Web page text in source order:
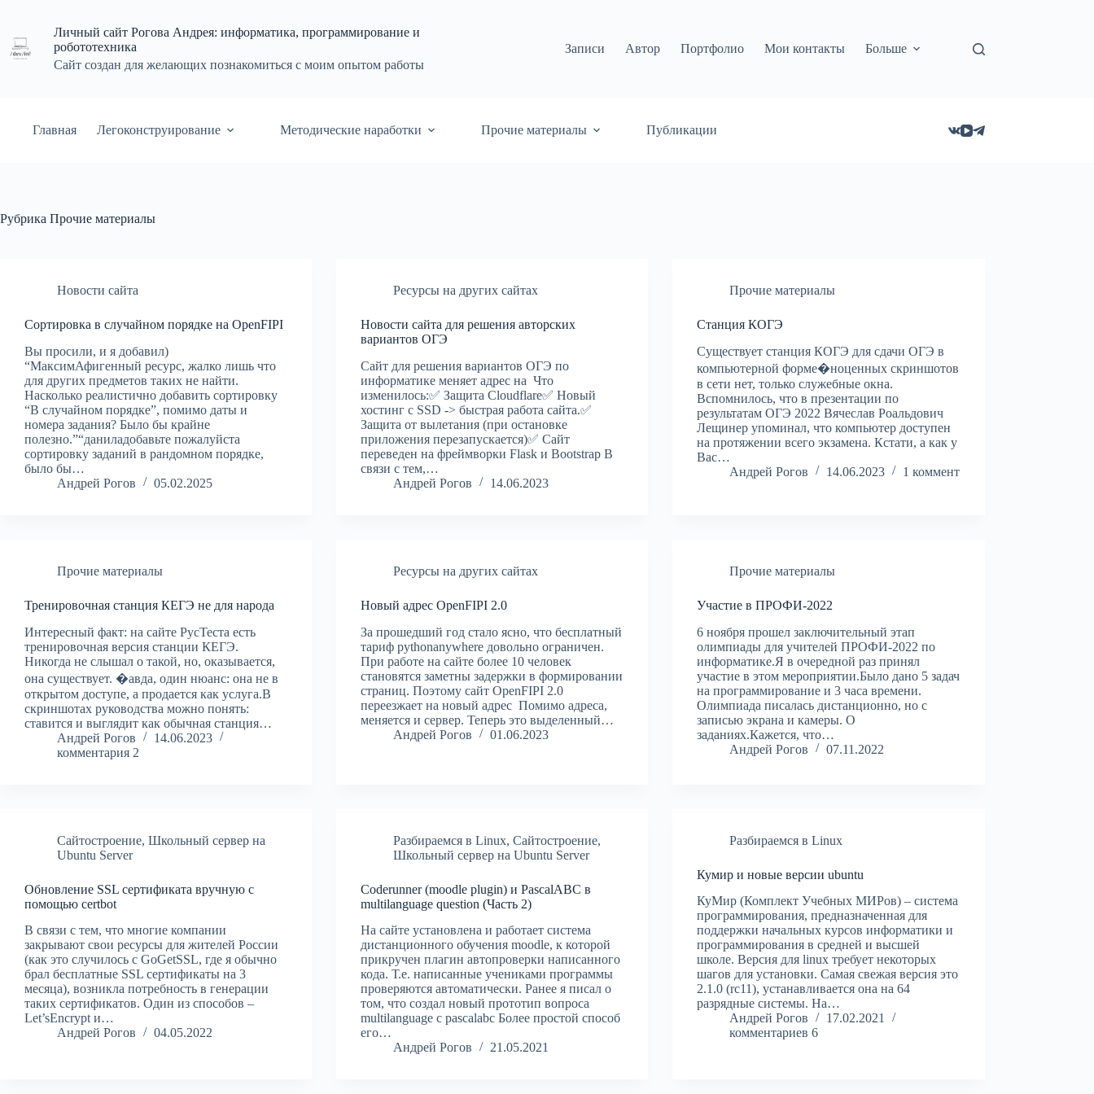
сути
Личный сайт Рогова Андрея: информатика, программирование и
робототехника
Сайт создан для желающих познакомиться с моим опытом работы
Записи Автор Портфолио Мои контакты Больше
Главная Легоконструирование Методические наработки Прочие материалы Публикации
Рубрика Прочие материалы
Новости сайта
Сортировка в случайном порядке на OpenFIPI
Вы просили, и я добавил)
“МаксимАфигенный ресурс, жалко лишь что
для других предметов таких не найти.
Насколько реалистично добавить сортировку
“В случайном порядке”, помимо даты и
номера задания? Было бы крайне
полезно.”“даниладобавьте пожалуйста
сортировку заданий в рандомном порядке,
было бы…
Андрей Рогов
05.02.2025
Ресурсы на других сайтах
Новости сайта для решения авторских
вариантов ОГЭ
Сайт для решения вариантов ОГЭ по
информатике меняет адрес на Что
изменилось:✅ Защита Cloudflare✅ Новый
хостинг с SSD -> быстрая работа сайта.✅
Защита от вылетания (при остановке
приложения перезапускается)✅ Сайт
переведен на фреймворки Flask и Bootstrap В
связи с тем,…
Андрей Рогов
14.06.2023
Прочие материалы
Станция КОГЭ
Существует станция КОГЭ для сдачи ОГЭ в
компьютерной форме�ноценных скриншотов
в сети нет, только служебные окна.
Вспомнилось, что в презентации по
результатам ОГЭ 2022 Вячеслав Роальдович
Лещинер упоминал, что компьютер доступен
на протяжении всего экзамена. Кстати, а как у
Вас…
Андрей Рогов
14.06.2023 1 коммент
Прочие материалы
Тренировочная станция КЕГЭ не для народа
Интересный факт: на сайте РусТеста есть
тренировочная версия станции КЕГЭ.
Никогда не слышал о такой, но, оказывается,
она существует. �авда, один нюанс: она не в
открытом доступе, а продается как услуга.В
скриншотах руководства можно понять:
ставится и выглядит как обычная станция…
Андрей Рогов
14.06.2023
комментария 2
Ресурсы на других сайтах
Новый адрес OpenFIPI 2.0
За прошедший год стало ясно, что бесплатный
тариф pythonanywhere довольно ограничен.
При работе на сайте более 10 человек
становятся заметны задержки в формировании
страниц. Поэтому сайт OpenFIPI 2.0
переезжает на новый адрес Помимо адреса,
меняется и сервер. Теперь это выделенный…
Андрей Рогов
01.06.2023
Прочие материалы
Участие в ПРОФИ-2022
6 ноября прошел заключительный этап
олимпиады для учителей ПРОФИ-2022 по
информатике.Я в очередной раз принял
участие в этом мероприятии.Было дано 5 задач
на программирование и 3 часа времени.
Олимпиада писалась дистанционно, но с
записью экрана и камеры. О
заданиях.Кажется, что…
Андрей Рогов
07.11.2022
Сайтостроение, Школьный сервер на
Ubuntu Server
Обновление SSL сертификата вручную с
помощью certbot
В связи с тем, что многие компании
закрывают свои ресурсы для жителей России
(как это случилось с GoGetSSL, где я обычно
брал бесплатные SSL сертификаты на 3
месяца), возникла потребность в генерации
таких сертификатов. Один из способов –
Let’sEncrypt и…
Андрей Рогов
04.05.2022
Разбираемся в Linux,Сайтостроение,
Школьный сервер на Ubuntu Server
Coderunner (moodle plugin) и PascalABC в
multilanguage question (Часть 2)
На сайте установлена и работает система
дистанционного обучения moodle, к которой
прикручен плагин автопроверки написанного
кода. Т.е. написанные учениками программы
проверяются автоматически. Ранее я писал о
том, что создал новый прототип вопроса
multilanguage с pascalabc Более простой способ
его…
Андрей Рогов
21.05.2021
Разбираемся в Linux
Кумир и новые версии ubuntu
КуМир (Комплект Учебных МИРов) – система
программирования, предназначенная для
поддержки начальных курсов информатики и
программирования в средней и высшей
школе. Версия для linux требует некоторых
шагов для установки. Самая свежая версия это
2.1.0 (rc11), устанавливается она на 64
разрядные системы. На…
Андрей Рогов
17.02.2021
комментариев 6